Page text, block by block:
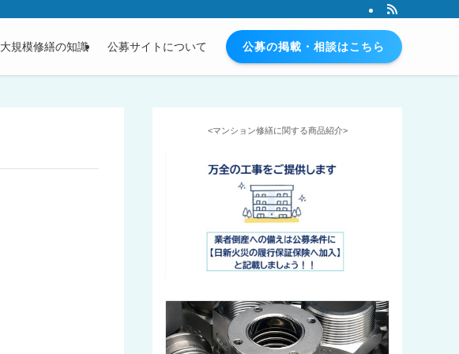
大規模修繕の知識 公募サイトについて 公募の掲載・相談はこちら
<マンション修繕に関する商品紹介>